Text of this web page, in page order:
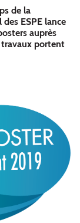
de la
ESPE lance
auprès
portent